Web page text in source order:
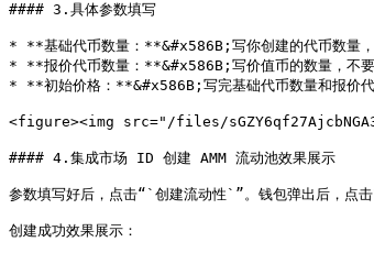
#### 3.具体参数填写
* **基础代币数量：**&#x586B;写你创建的代币数量，
* **报价代币数量：**&#x586B;写价值币的数量，不要
* **初始价格：**&#x586B;写完基础代币数量和报价代
<figure><img src="/files/
#### 4.集成市场 ID 创建 AMM 流动池效果展示
参数填写好后，点击“`创建流动性`”。钱包弹出后，点
创建成功效果展示：